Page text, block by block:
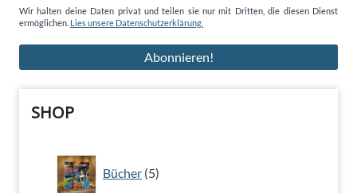
Wir halten deine Daten privat und teilen sie nur mit Dritten, die diesen Dienst
ermöglichen. Lies unsere Datenschutzerklärung.
SHOP
Bücher 5
5
Produkte